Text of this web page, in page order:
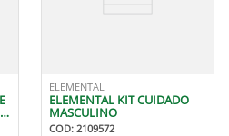
ELEMENTAL
ELEMENTAL KIT CUIDADO
MASCULINO
COD: 2109572